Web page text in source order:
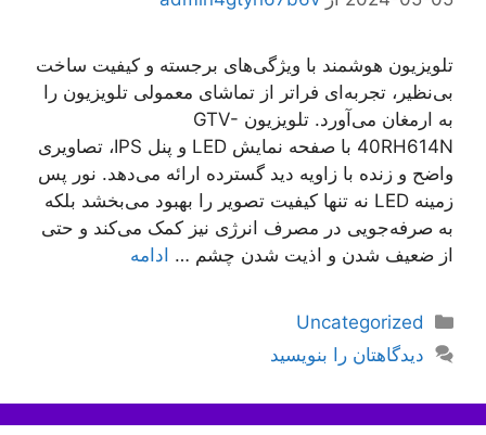
تلویزیون هوشمند با ویژگی‌های برجسته و کیفیت ساخت
بی‌نظیر، تجربه‌ای فراتر از تماشای معمولی تلویزیون را
به ارمغان می‌آورد. تلویزیون GTV-
40RH614N با صفحه نمایش LED و پنل IPS، تصاویری
واضح و زنده با زاویه دید گسترده ارائه می‌دهد. نور پس
زمینه LED نه تنها کیفیت تصویر را بهبود می‌بخشد بلکه
به صرفه‌جویی در مصرف انرژی نیز کمک می‌کند و حتی
از ضعیف شدن و اذیت شدن چشم … ادامه
دسته‌ها
Uncategorized
دیدگاهتان را بنویسید